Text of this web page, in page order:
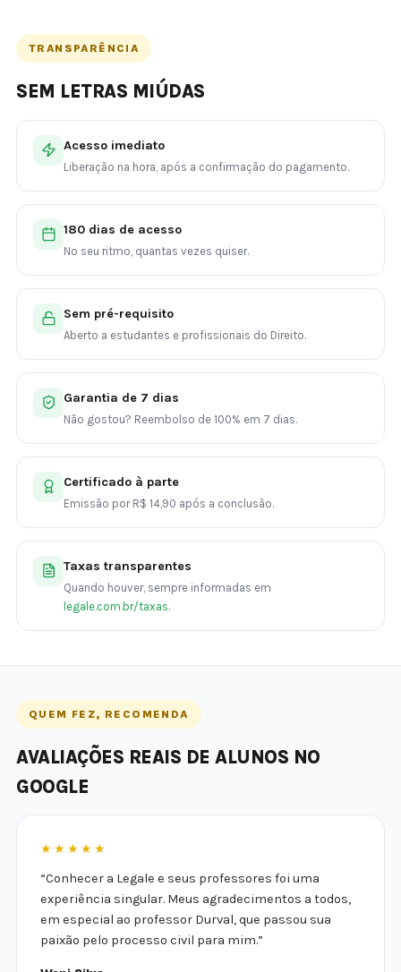
TRANSPARÊNCIA
SEM LETRAS MIÚDAS
Acesso imediato
Liberação na hora, após a confirmação do pagamento.
180 dias de acesso
No seu ritmo, quantas vezes quiser.
Sem pré-requisito
Aberto a estudantes e profissionais do Direito.
Garantia de 7 dias
Não gostou? Reembolso de 100% em 7 dias.
Certificado à parte
Emissão por R$ 14,90 após a conclusão.
Taxas transparentes
Quando houver, sempre informadas em
legale.com.br/taxas.
QUEM FEZ, RECOMENDA
AVALIAÇÕES REAIS DE ALUNOS NO
GOOGLE
★★★★★
“Conhecer a Legale e seus professores foi uma
experiência singular. Meus agradecimentos a todos,
em especial ao professor Durval, que passou sua
paixão pelo processo civil para mim.”